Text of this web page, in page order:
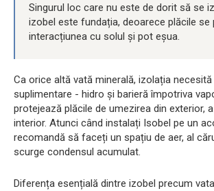
Singurul loc care nu este de dorit să se
izobel este fundația, deoarece plăcile se
interacțiunea cu solul și pot eșua.
Ca orice altă vată minerală, izolația
suplimentare - hidro și barieră împotriva
protejează plăcile de umezirea din exterior,
interior. Atunci când instalați Isobel pe un
recomandă să faceți un spațiu de aer, al
scurge condensul acumulat.
Diferența esențială dintre izobel precum